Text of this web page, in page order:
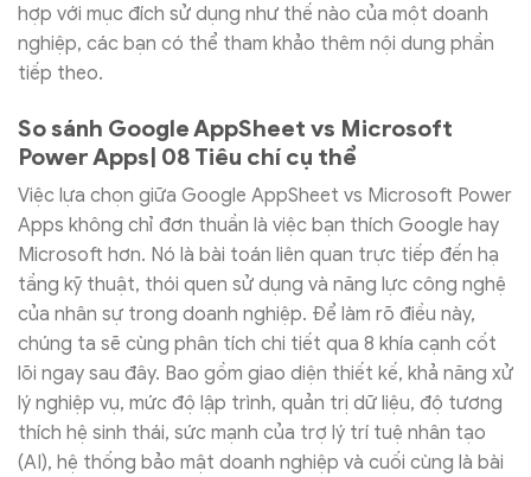
hợp với mục đích sử dụng như thế nào của một doanh
nghiệp, các bạn có thể tham khảo thêm nội dung phần
tiếp theo.
So sánh Google AppSheet vs Microsoft
Power Apps| 08 Tiêu chí cụ thể
Việc lựa chọn giữa Google AppSheet vs Microsoft Power
Apps không chỉ đơn thuần là việc bạn thích Google hay
Microsoft hơn. Nó là bài toán liên quan trực tiếp đến hạ
tầng kỹ thuật, thói quen sử dụng và năng lực công nghệ
của nhân sự trong doanh nghiệp. Để làm rõ điều này,
chúng ta sẽ cùng phân tích chi tiết qua 8 khía cạnh cốt
lõi ngay sau đây. Bao gồm giao diện thiết kế, khả năng xử
lý nghiệp vụ, mức độ lập trình, quản trị dữ liệu, độ tương
thích hệ sinh thái, sức mạnh của trợ lý trí tuệ nhân tạo
(AI), hệ thống bảo mật doanh nghiệp và cuối cùng là bài